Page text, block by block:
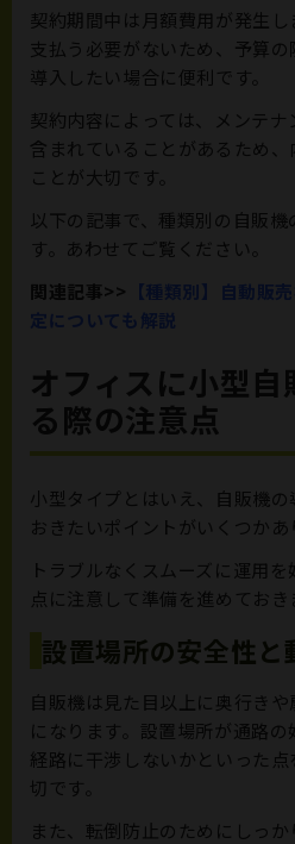
契約期間中は月額費用が発生
支払う必要がないため、予算
導入したい場合に便利です。
契約内容によっては、メンテ
含まれていることがあるため
ことが大切です。
以下の記事で、種類別の自販
す。あわせてご覧ください。
関連記事>> 【種類別】自動販
定についても解説
オフィスに小型自
る際の注意点
小型タイプとはいえ、自販機
おきたいポイントがいくつかあ
トラブルなくスムーズに運用
点に注意して準備を進めておき
設置場所の安全性と
自販機は見た目以上に奥行き
になります。設置場所が通路
経路に干渉しないかといった
切です。
また、転倒防止のためにしっ